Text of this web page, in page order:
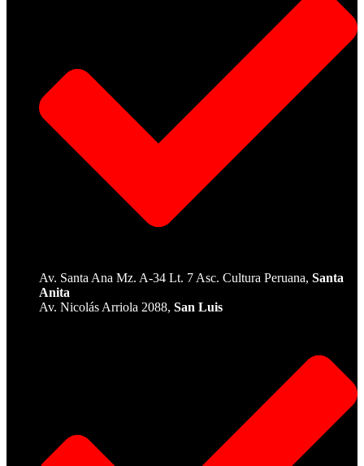
Av. Santa Ana Mz. A-34 Lt. 7 Asc. Cultura Peruana, Santa
Anita
Av. Nicolás Arriola 2088, San Luis